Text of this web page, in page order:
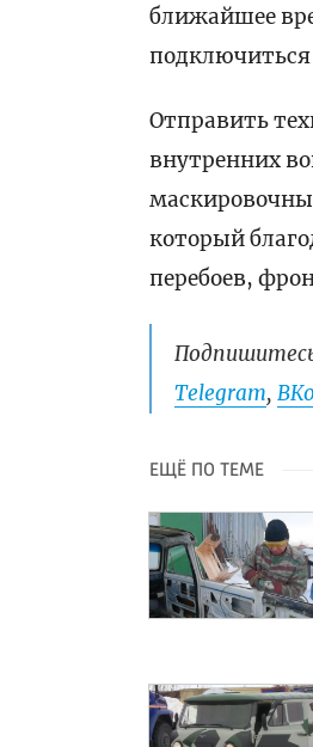
ближайшее
Отправить
внутренних
который
перебоев,
Telegram,
ЕЩЁ ПО ТЕМЕ